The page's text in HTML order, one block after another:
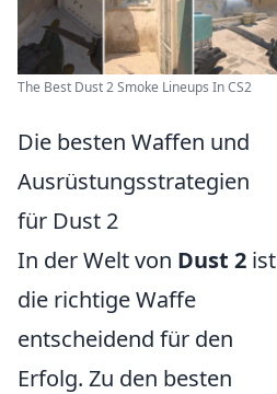
The Best Dust 2 Smoke Lineups In CS2
Die besten Waffen und
Ausrüstungsstrategien
für Dust 2
In der Welt von Dust 2 ist
die richtige Waffe
entscheidend für den
Erfolg. Zu den besten